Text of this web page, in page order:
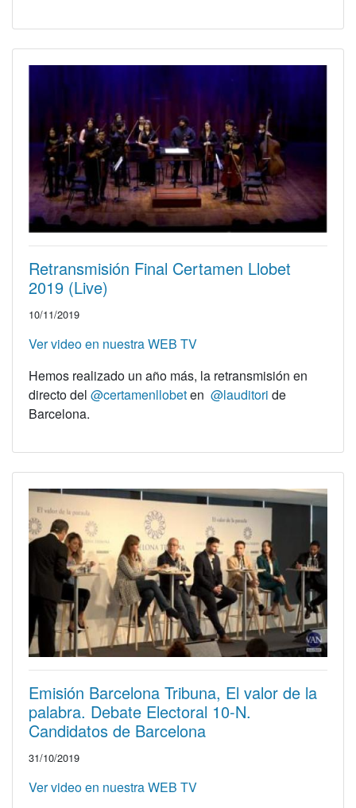
Retransmisión Final Certamen Llobet
2019 (Live)
10/11/2019
Ver video en nuestra WEB TV
Hemos realizado un año más, la retransmisión en
directo del @certamenllobeten @lauditori de
Barcelona.
Emisión Barcelona Tribuna, El valor de la
palabra. Debate Electoral 10-N.
Candidatos de Barcelona
31/10/2019
Ver video en nuestra WEB TV